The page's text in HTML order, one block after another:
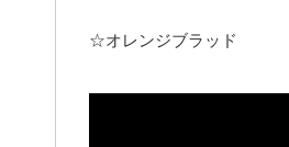
☆オレンジブラッド